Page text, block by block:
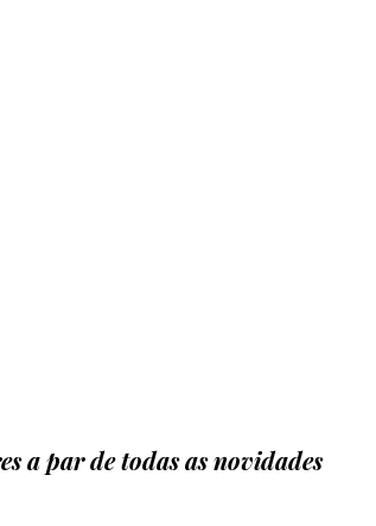
a par de todas as novidades